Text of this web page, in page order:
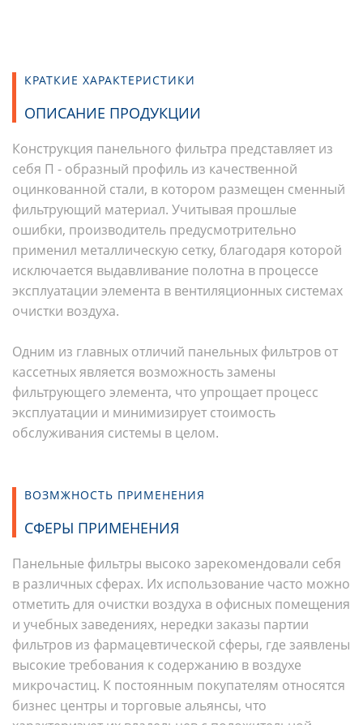
КРАТКИЕ ХАРАКТЕРИСТИКИ
ОПИСАНИЕ ПРОДУКЦИИ
Конструкция панельного фильтра представляет из
себя П - образный профиль из качественной
оцинкованной стали, в котором размещен сменный
фильтрующий материал. Учитывая прошлые
ошибки, производитель предусмотрительно
применил металлическую сетку, благодаря которой
исключается выдавливание полотна в процессе
эксплуатации элемента в вентиляционных системах
очистки воздуха.
Одним из главных отличий панельных фильтров от
кассетных является возможность замены
фильтрующего элемента, что упрощает процесс
эксплуатации и минимизирует стоимость
обслуживания системы в целом.
ВОЗМЖНОСТЬ ПРИМЕНЕНИЯ
СФЕРЫ ПРИМЕНЕНИЯ
Панельные фильтры высоко зарекомендовали себя
в различных сферах. Их использование часто можно
отметить для очистки воздуха в офисных помещения
и учебных заведениях, нередки заказы партии
фильтров из фармацевтической сферы, где заявлены
высокие требования к содержанию в воздухе
микрочастиц. К постоянным покупателям относятся
бизнес центры и торговые альянсы, что